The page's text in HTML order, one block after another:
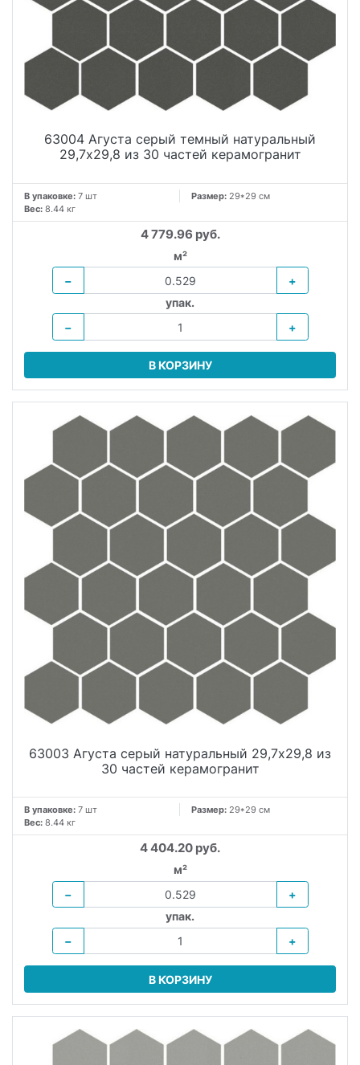
63004 Агуста серый темный натуральный
29,7х29,8 из 30 частей керамогранит
В упаковке: 7 шт Размер: 29*29 см
Вес: 8.44 кг
4 779.96 руб.
м²
−
+
упак.
−
+
В КОРЗИНУ
63003 Агуста серый натуральный 29,7х29,8 из
30 частей керамогранит
В упаковке: 7 шт Размер: 29*29 см
Вес: 8.44 кг
4 404.20 руб.
м²
−
+
упак.
−
+
В КОРЗИНУ